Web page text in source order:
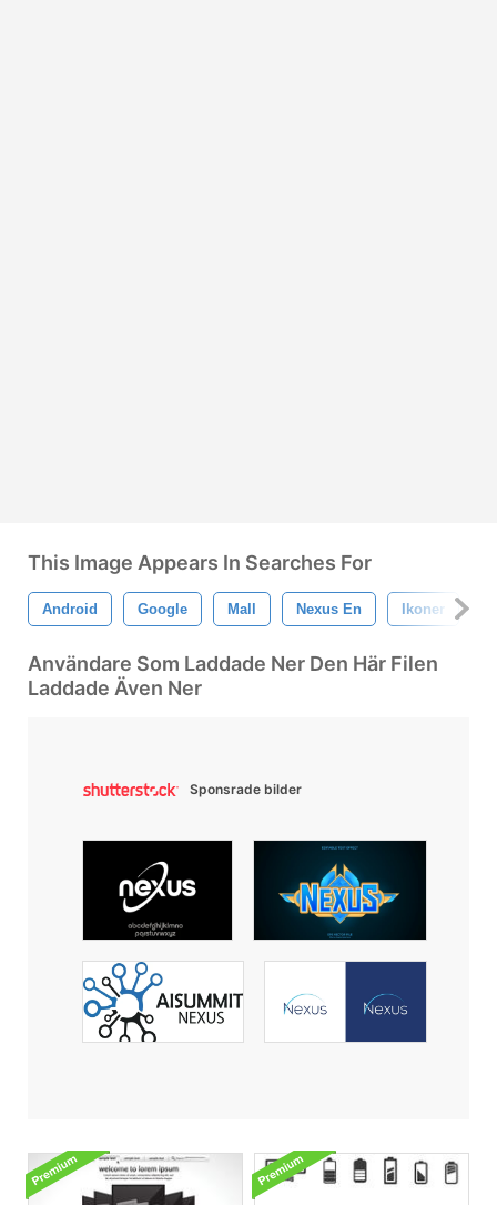
This Image Appears In Searches For
Android Google Mall Nexus En Ikoner
Användare Som Laddade Ner Den Här Filen
Laddade Även Ner
Sponsrade bilder